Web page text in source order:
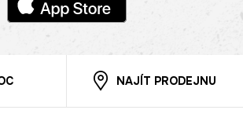
NAJÍT PRODEJNU